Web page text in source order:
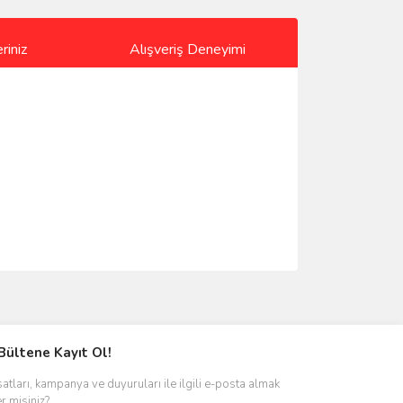
Alışveriş Deneyimi
Kayıt Ol!
kampanya ve duyuruları ile ilgili e-posta almak